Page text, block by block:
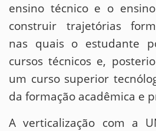
ensino técnico e o
construir trajetórias
nas quais o estudante
cursos técnicos e,
um curso superior
da formação acadêmica e
A verticalização com a